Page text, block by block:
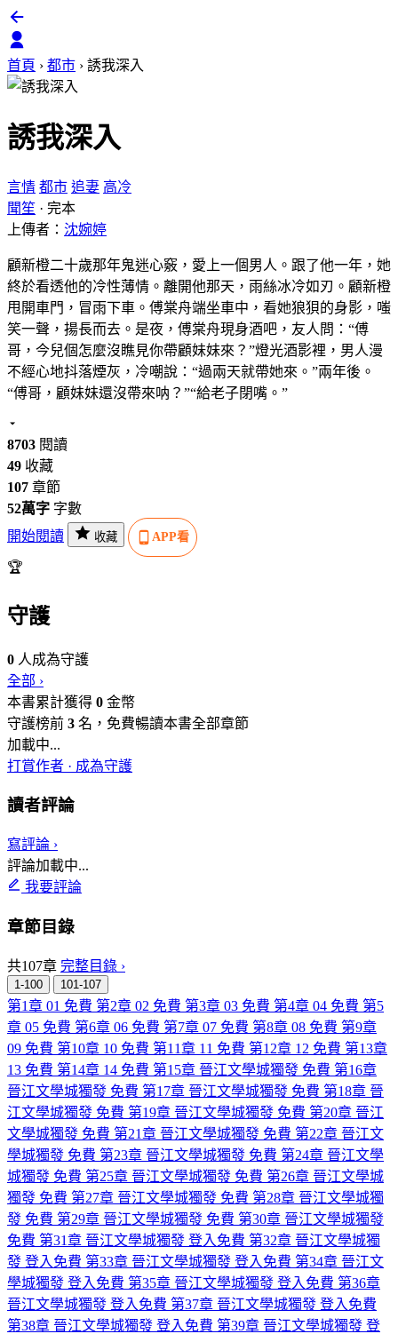
首頁 › 都市 › 誘我深入
誘我深入
言情 都市 追妻 高冷
聞笙 · 完本
上傳者： 沈婉婷
顧新橙二十歲那年鬼迷心竅，愛上一個男人。跟了他一年，她
終於看透他的冷性薄情。離開他那天，雨絲冰冷如刃。顧新橙
甩開車門，冒雨下車。傅棠舟端坐車中，看她狼狽的身影，嗤
笑一聲，揚長而去。是夜，傅棠舟現身酒吧，友人問：“傅
哥，今兒個怎麼沒瞧見你帶顧妹妹來？”燈光酒影裡，男人漫
不經心地抖落煙灰，冷嘲說：“過兩天就帶她來。”兩年後。
“傅哥，顧妹妹還沒帶來呐？”“給老子閉嘴。”
8703 閱讀
49 收藏
107 章節
52萬字 字數
開始閱讀
收藏 APP看
🏆
守護
0 人成為守護
全部 ›
本書累計獲得 0 金幣
守護榜前 3 名，免費暢讀本書全部章節
加載中...
打賞作者 · 成為守護
讀者評論
寫評論 ›
評論加載中...
我要評論
章節目錄
共107章 完整目錄 ›
1-100 101-107
第1章 01 免費 第2章 02 免費 第3章 03 免費 第4章 04 免費 第5
章 05 免費 第6章 06 免費 第7章 07 免費 第8章 08 免費 第9章
09 免費 第10章 10 免費 第11章 11 免費 第12章 12 免費 第13章
13 免費 第14章 14 免費 第15章 晉江文學城獨發 免費 第16章
晉江文學城獨發 免費 第17章 晉江文學城獨發 免費 第18章 晉
江文學城獨發 免費 第19章 晉江文學城獨發 免費 第20章 晉江
文學城獨發 免費 第21章 晉江文學城獨發 免費 第22章 晉江文
學城獨發 免費 第23章 晉江文學城獨發 免費 第24章 晉江文學
城獨發 免費 第25章 晉江文學城獨發 免費 第26章 晉江文學城
獨發 免費 第27章 晉江文學城獨發 免費 第28章 晉江文學城獨
發 免費 第29章 晉江文學城獨發 免費 第30章 晉江文學城獨發
免費 第31章 晉江文學城獨發 登入免費 第32章 晉江文學城獨
發 登入免費 第33章 晉江文學城獨發 登入免費 第34章 晉江文
學城獨發 登入免費 第35章 晉江文學城獨發 登入免費 第36章
晉江文學城獨發 登入免費 第37章 晉江文學城獨發 登入免費
第38章 晉江文學城獨發 登入免費 第39章 晉江文學城獨發 登